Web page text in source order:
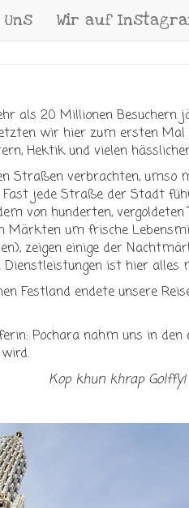
Wir auf
als 20 Millionen
wir hier zum ersten Mal
Hektik und vielen
verbrachten, umso
jede Straße der Stadt
von hunderten,
um frische
zeigen einige der
Dienstleistungen ist hier alles
Festland endete unsere
Pochara nahm uns in
Kop khun khrap Golffy!